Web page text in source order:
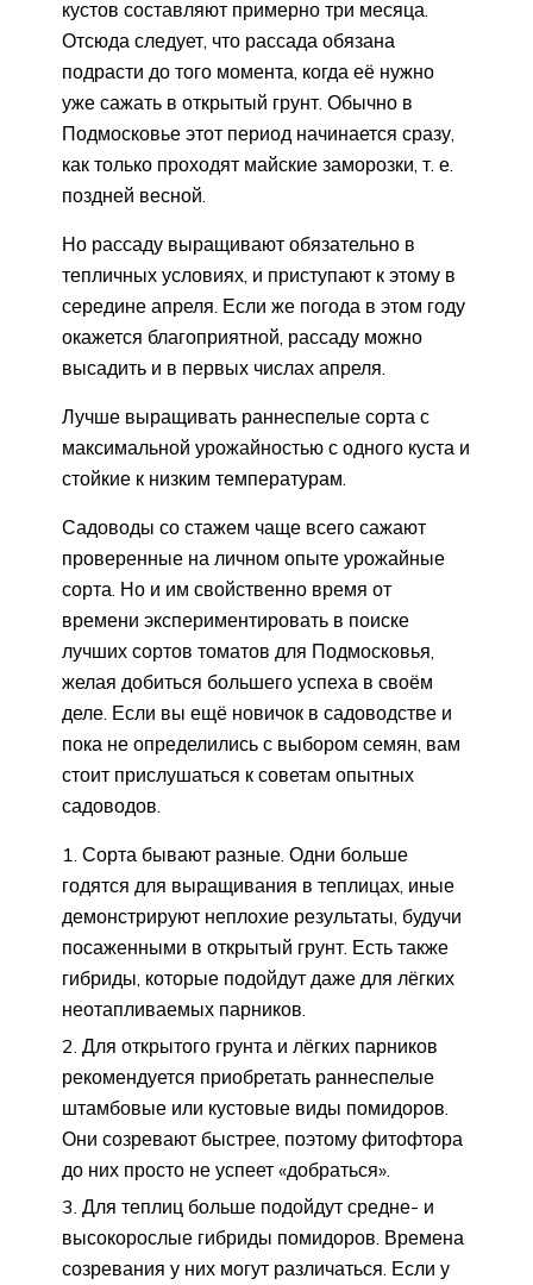
кустов составляют примерно три месяца.
Отсюда следует, что рассада обязана
подрасти до того момента, когда её нужно
уже сажать в открытый грунт. Обычно в
Подмосковье этот период начинается сразу,
как только проходят майские заморозки, т. е.
поздней весной.
Но рассаду выращивают обязательно в
тепличных условиях, и приступают к этому в
середине апреля. Если же погода в этом году
окажется благоприятной, рассаду можно
высадить и в первых числах апреля.
Лучше выращивать раннеспелые сорта с
максимальной урожайностью с одного куста и
стойкие к низким температурам.
Садоводы со стажем чаще всего сажают
проверенные на личном опыте урожайные
сорта. Но и им свойственно время от
времени экспериментировать в поиске
лучших сортов томатов для Подмосковья,
желая добиться большего успеха в своём
деле. Если вы ещё новичок в садоводстве и
пока не определились с выбором семян, вам
стоит прислушаться к советам опытных
садоводов.
Сорта бывают разные. Одни больше
годятся для выращивания в теплицах, иные
демонстрируют неплохие результаты, будучи
посаженными в открытый грунт. Есть также
гибриды, которые подойдут даже для лёгких
неотапливаемых парников.
Для открытого грунта и лёгких парников
рекомендуется приобретать раннеспелые
штамбовые или кустовые виды помидоров.
Они созревают быстрее, поэтому фитофтора
до них просто не успеет «добраться».
Для теплиц больше подойдут средне- и
высокорослые гибриды помидоров. Времена
созревания у них могут различаться. Если у